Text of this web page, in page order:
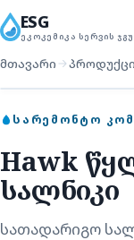
ESG
ᲔᲙᲝᲙᲔᲛᲘᲙᲐ ᲡᲔᲠᲕᲘᲡ
მთავარი
ᲡᲐᲠᲔᲛᲝᲜᲢᲝ
Hawk
სალნიკი
სათადარიგო
სარემონტო